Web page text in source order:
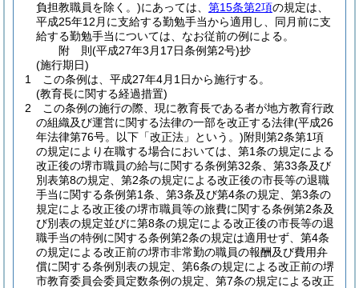
負担教職員を除く。)にあっては、 第15条第2項の規定は、
平成25年12月に支給する勤勉手当から適用し、同月前に支
給する勤勉手当については、なお従前の例による。
附 則(平成27年3月17日条例第2号)抄
(施行期日)
1
この条例は、平成27年4月1日から施行する。
(教育長に関する経過措置)
2
この条例の施行の際、現に教育長である者が地方教育行政
の組織及び運営に関する法律の一部を改正する法律(平成26
年法律第76号。以下「改正法」という。)附則第2条第1項
の規定により在職する場合においては、第1条の規定による
改正後の堺市職員の給与に関する条例第32条、第33条及び
別表第8の規定、第2条の規定による改正後の市長等の退職
手当に関する条例第1条、第3条及び第4条の規定、第3条の
規定による改正後の堺市職員等の旅費に関する条例第2条及
び別表の規定並びに第8条の規定による改正後の市長等の退
職手当の特例に関する条例第2条の規定は適用せず、第4条
の規定による改正前の堺市非常勤の職員の報酬及び費用弁
償に関する条例別表の規定、第6条の規定による改正前の堺
市教育委員会委員定数条例の規定、第7条の規定による改正